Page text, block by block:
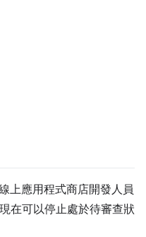
上應用程式商店開發人員
在可以停止處於待審查狀